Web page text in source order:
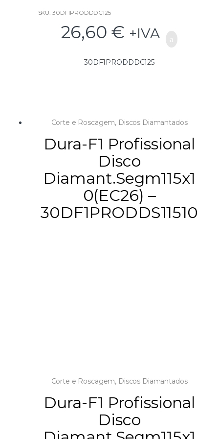
SKU: 30DF1PRODDDC125
26,60 € +IVA
30DF1PRODDDC125
Corte e Roscagem, Discos Diamantados
Dura-F1 Profissional
Disco
Diamant.Segm115x1
0(EC26) –
30DF1PRODDS11510
Corte e Roscagem, Discos Diamantados
Dura-F1 Profissional
Disco